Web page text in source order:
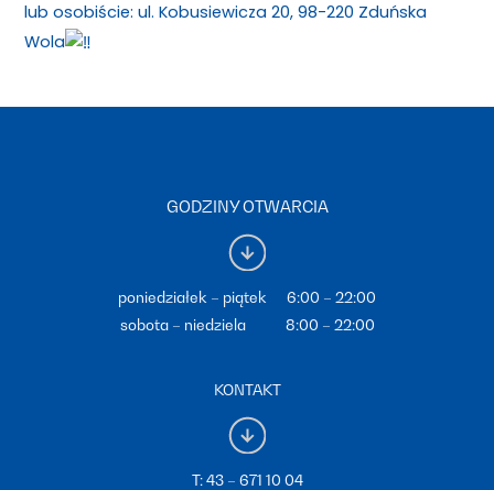
lub osobiście: ul. Kobusiewicza 20, 98-220 Zduńska
Wola
GODZINY OTWARCIA
poniedziałek – piątek 6:00 – 22:00
sobota – niedziela 8:00 – 22:00
KONTAKT
T:43 – 671 10 04